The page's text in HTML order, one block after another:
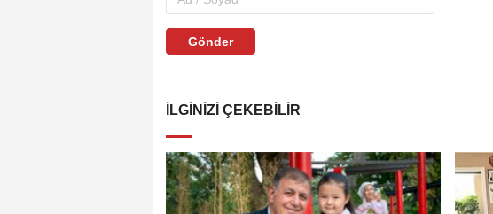
Gönder
İLGINIZI ÇEKEBILIR